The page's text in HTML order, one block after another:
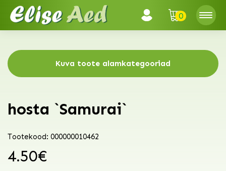
0
Kuva toote alamkategooriad
hosta `Samurai`
Tootekood: 000000010462
4.50€